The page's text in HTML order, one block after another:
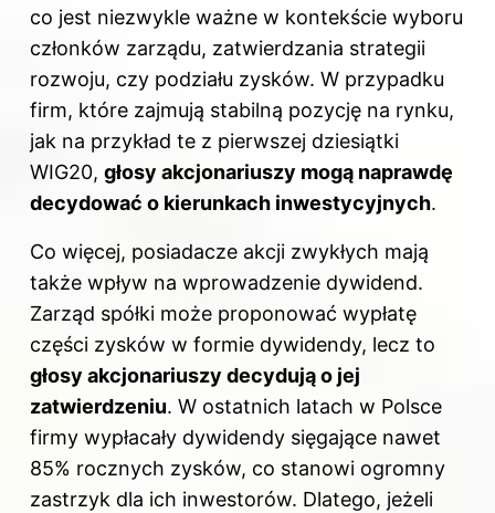
co jest niezwykle ważne w kontekście wyboru
członków zarządu, zatwierdzania strategii
rozwoju, czy podziału zysków. W przypadku
firm, które zajmują stabilną pozycję na rynku,
jak na przykład te z pierwszej dziesiątki
WIG20, głosy akcjonariuszy mogą naprawdę
decydować o kierunkach inwestycyjnych.
Co więcej, posiadacze akcji zwykłych mają
także wpływ na wprowadzenie dywidend.
Zarząd spółki może proponować wypłatę
części zysków w formie dywidendy, lecz to
głosy akcjonariuszy decydują o jej
zatwierdzeniu. W ostatnich latach w Polsce
firmy wypłacały dywidendy sięgające nawet
85% rocznych zysków, co stanowi ogromny
zastrzyk dla ich inwestorów. Dlatego, jeżeli